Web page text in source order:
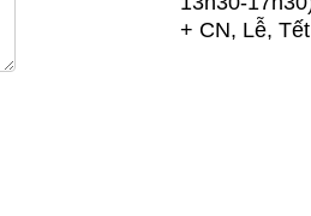
+ CN, Lễ,